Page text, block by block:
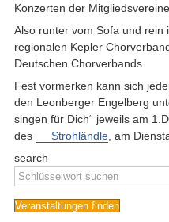
Konzerten der
Also runter vom Sofa und rein
regionalen Kepler
Deutschen Chorverbands.
Fest vormerken kann sich
den Leonberger Engelberg
singen für Dich“ jeweils am
des
Strohländle, am
search
Veranstaltungen finden